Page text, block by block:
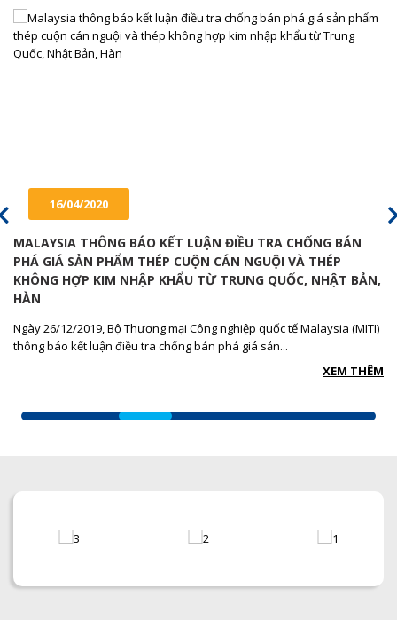
16/04/2020
MALAYSIA THÔNG BÁO KẾT LUẬN ĐIỀU TRA CHỐNG BÁN
PHÁ GIÁ SẢN PHẨM THÉP CUỘN CÁN NGUỘI VÀ THÉP
KHÔNG HỢP KIM NHẬP KHẨU TỪ TRUNG QUỐC, NHẬT BẢN,
HÀN
Ngày 26/12/2019, Bộ Thương mại Công nghiệp quốc tế Malaysia (MITI)
thông báo kết luận điều tra chống bán phá giá sản...
XEM THÊM